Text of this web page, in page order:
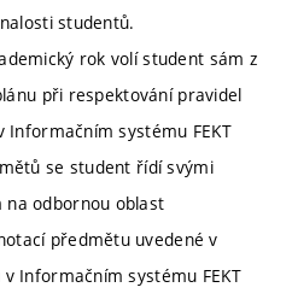
studentů.
rok volí student sám z
při respektování pravidel
Informačním systému FEKT
se student řídí svými
na odbornou oblast
předmětu uvedené v
Informačním systému FEKT